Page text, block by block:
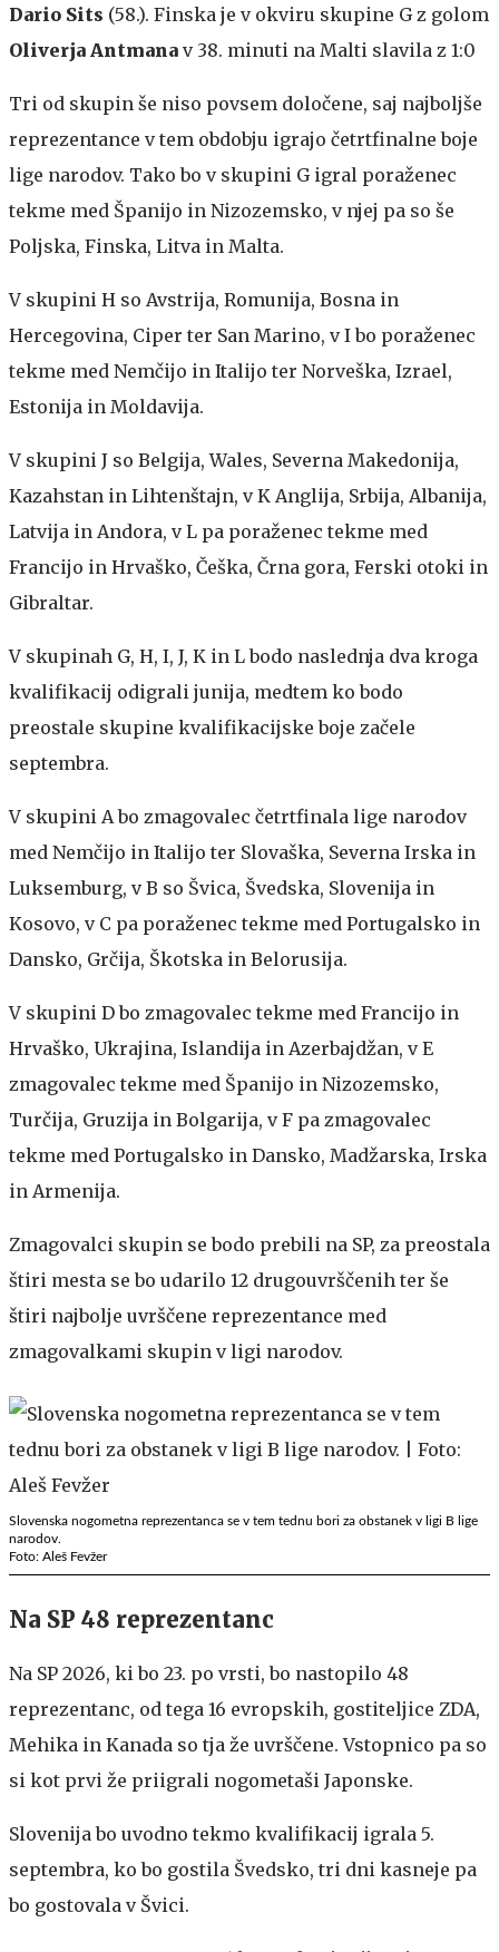
Dario Sits (58.). Finska je v okviru skupine G z golom
Oliverja Antmana v 38. minuti na Malti slavila z 1:0
Tri od skupin še niso povsem določene, saj najboljše
reprezentance v tem obdobju igrajo četrtfinalne boje
lige narodov. Tako bo v skupini G igral poraženec
tekme med Španijo in Nizozemsko, v njej pa so še
Poljska, Finska, Litva in Malta.
V skupini H so Avstrija, Romunija, Bosna in
Hercegovina, Ciper ter San Marino, v I bo poraženec
tekme med Nemčijo in Italijo ter Norveška, Izrael,
Estonija in Moldavija.
V skupini J so Belgija, Wales, Severna Makedonija,
Kazahstan in Lihtenštajn, v K Anglija, Srbija, Albanija,
Latvija in Andora, v L pa poraženec tekme med
Francijo in Hrvaško, Češka, Črna gora, Ferski otoki in
Gibraltar.
V skupinah G, H, I, J, K in L bodo naslednja dva kroga
kvalifikacij odigrali junija, medtem ko bodo
preostale skupine kvalifikacijske boje začele
septembra.
V skupini A bo zmagovalec četrtfinala lige narodov
med Nemčijo in Italijo ter Slovaška, Severna Irska in
Luksemburg, v B so Švica, Švedska, Slovenija in
Kosovo, v C pa poraženec tekme med Portugalsko in
Dansko, Grčija, Škotska in Belorusija.
V skupini D bo zmagovalec tekme med Francijo in
Hrvaško, Ukrajina, Islandija in Azerbajdžan, v E
zmagovalec tekme med Španijo in Nizozemsko,
Turčija, Gruzija in Bolgarija, v F pa zmagovalec
tekme med Portugalsko in Dansko, Madžarska, Irska
in Armenija.
Zmagovalci skupin se bodo prebili na SP, za preostala
štiri mesta se bo udarilo 12 drugouvrščenih ter še
štiri najbolje uvrščene reprezentance med
zmagovalkami skupin v ligi narodov.
Slovenska nogometna reprezentanca se v tem tednu bori za obstanek v ligi B lige
narodov.
Foto: Aleš Fevžer
Na SP 48 reprezentanc
Na SP 2026, ki bo 23. po vrsti, bo nastopilo 48
reprezentanc, od tega 16 evropskih, gostiteljice ZDA,
Mehika in Kanada so tja že uvrščene. Vstopnico pa so
si kot prvi že priigrali nogometaši Japonske.
Slovenija bo uvodno tekmo kvalifikacij igrala 5.
septembra, ko bo gostila Švedsko, tri dni kasneje pa
bo gostovala v Švici.